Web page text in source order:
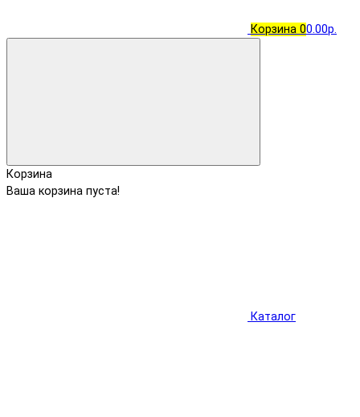
Корзина 00.00р.
Корзина
Ваша корзина пуста!
Каталог